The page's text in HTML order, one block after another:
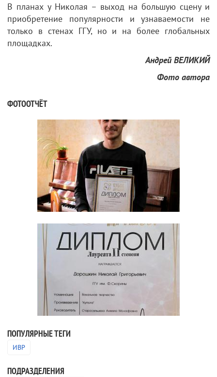
В планах у Николая – выход на большую сцену и
приобретение популярности и узнаваемости не
только в стенах ГГУ, но и на более глобальных
площадках.
Андрей ВЕЛИКИЙ
Фото автора
ФОТООТЧЁТ
ПОПУЛЯРНЫЕ ТЕГИ
ИВР
ПОДРАЗДЕЛЕНИЯ